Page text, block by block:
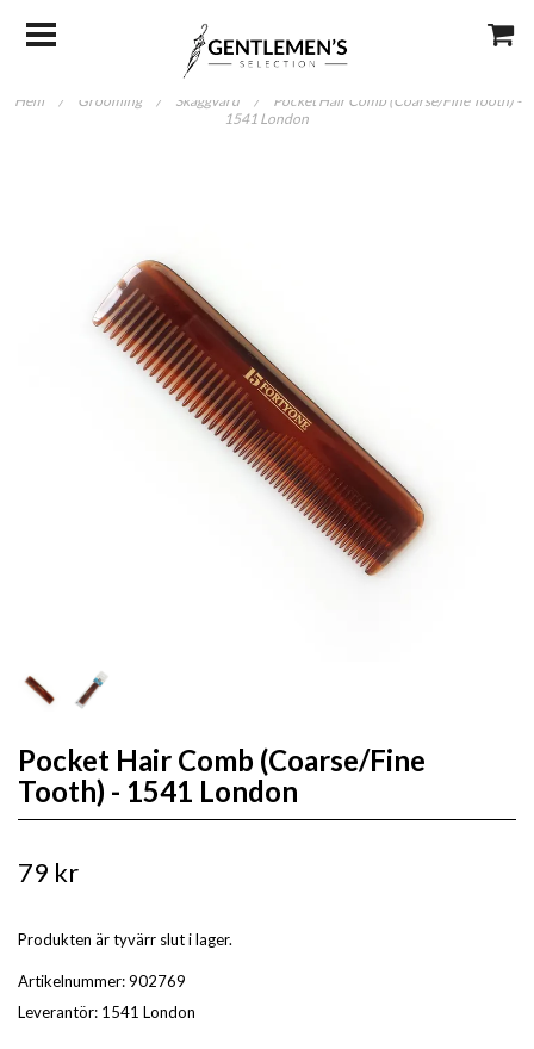
Hem / Grooming / Skäggvård /
Pocket Hair Comb (Coarse/Fine Tooth) -
1541 London
Pocket Hair Comb (Coarse/Fine
Tooth) - 1541 London
79 kr
Produkten är tyvärr slut i lager.
Artikelnummer:902769
Leverantör: 1541 London